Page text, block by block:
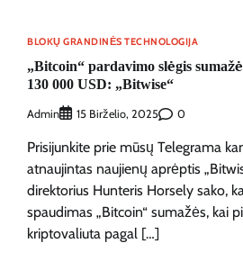
BLOKŲ GRANDINĖS TECHNOLOGIJA
„Bitcoin“ pardavimo slėgis
130 000 USD: „Bitwise“
Admin 15 Birželio, 2025 0
Prisijunkite prie mūsų Telegrama
atnaujintas naujienų aprėptis
direktorius Hunteris Horsely sako,
spaudimas „Bitcoin“ sumažės, kai
kriptovaliuta pagal […]